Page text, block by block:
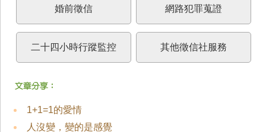
婚前徵信 網路犯罪蒐證
二十四小時行蹤監控 其他徵信社服務
1+1=1的愛情
人沒變，變的是感覺